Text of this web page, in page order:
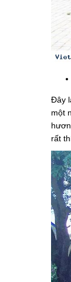
Đây
một
rất